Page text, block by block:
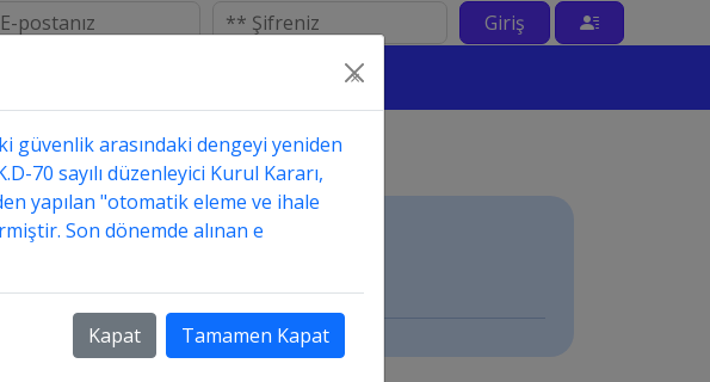
Giriş
ve Cevapları ×
güvenlik arasındaki dengeyi yeniden
70 sayılı düzenleyici Kurul Kararı,
yapılan "otomatik eleme ve ihale
Son dönemde alınan e
Kapat Tamamen Kapat